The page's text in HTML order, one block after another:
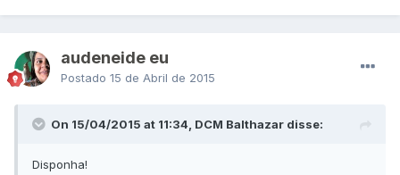
audeneide eu
Postado 15 de Abril de 2015
On 15/04/2015 at 11:34, DCM Balthazar disse:
Disponha!